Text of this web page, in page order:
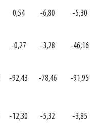
0,54 -6,80 -5,30
-0,27 -3,28 -46,16
-92,43 -78,46 -91,95
-12,30 -5,32 -3,85